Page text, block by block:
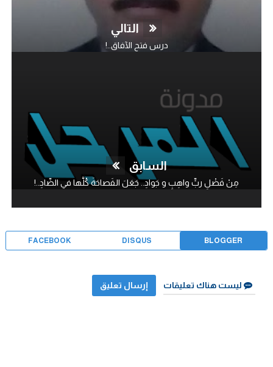
التالي
درس فتح الآفاق..!
السابق
مِنْ فَضْلِ ربٍّ واهِبٍ و جَوادِ.. جَعَلَ الفَصاحَةَ كُلَّها في الضّادِ..!
BLOGGER
DISQUS
FACEBOOK
ليست هناك تعليقات إرسال تعليق